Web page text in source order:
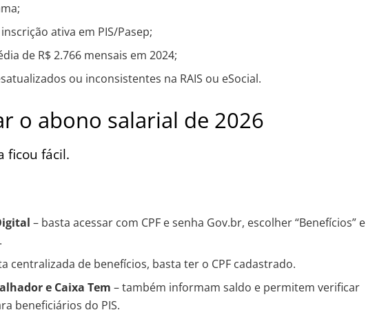
ativa em PIS/Pasep;
de R$ 2.766 mensais em 2024;
ou inconsistentes na RAIS ou eSocial.
o abono salarial de 2026
ficou fácil.
– basta acessar com CPF e senha Gov.br, escolher “Benefícios” e
centralizada de benefícios, basta ter o CPF cadastrado.
e Caixa Tem – também informam saldo e permitem verificar
beneficiários do PIS.